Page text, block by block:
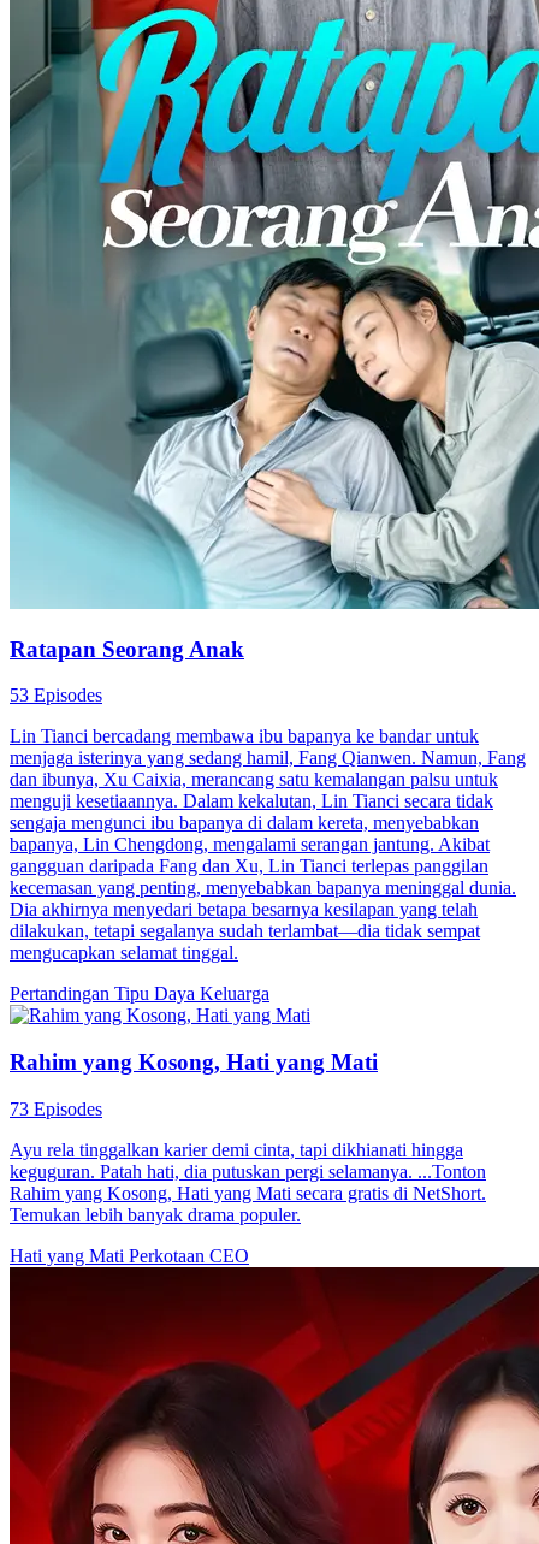
Ratapan Seorang Anak
53 Episodes
Lin Tianci bercadang membawa ibu bapanya ke bandar untuk
menjaga isterinya yang sedang hamil, Fang Qianwen. Namun, Fang
dan ibunya, Xu Caixia, merancang satu kemalangan palsu untuk
menguji kesetiaannya. Dalam kekalutan, Lin Tianci secara tidak
sengaja mengunci ibu bapanya di dalam kereta, menyebabkan
bapanya, Lin Chengdong, mengalami serangan jantung. Akibat
kecemasan yang penting, menyebabkan bapanya meninggal dunia.
dilakukan, tetapi segalanya sudah terlambat—dia tidak sempat
Pertandingan
Tipu Daya Keluarga
Rahim yang Kosong, Hati yang Mati
73 Episodes
Ayu rela tinggalkan karier demi cinta, tapi dikhianati hingga
keguguran. Patah hati, dia putuskan pergi selamanya. ...Tonton